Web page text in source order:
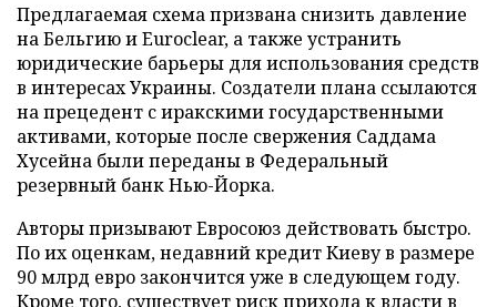
Предлагаемая схема призвана снизить давление
на Бельгию и Euroclear, а также устранить
юридические барьеры для использования средств
в интересах Украины. Создатели плана ссылаются
на прецедент с иракскими государственными
активами, которые после свержения Саддама
Хусейна были переданы в Федеральный
резервный банк Нью-Йорка.
Авторы призывают Евросоюз действовать быстро.
По их оценкам, недавний кредит Киеву в размере
90 млрд евро закончится уже в следующем году.
Кроме того, существует риск прихода к власти в